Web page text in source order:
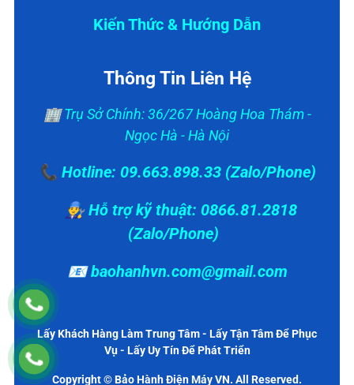
Kiến Thức & Hướng Dẫn
Thông Tin Liên Hệ
🏢 Trụ Sở Chính: 36/267 Hoàng Hoa Thám -
Ngọc Hà - Hà Nội
📞 Hotline: 09.663.898.33 (Zalo/Phone)
👨‍🔧 Hỗ trợ kỹ thuật: 0866.81.2818
(Zalo/Phone)
📧 baohanhvn.com@gmail.com
Lấy Khách Hàng Làm Trung Tâm - Lấy Tận Tâm Để Phục
Vụ - Lấy Uy Tín Để Phát Triển
Copyright © Bảo Hành Điện Máy VN. All Reserved.